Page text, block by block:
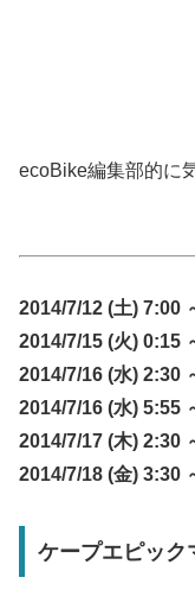
ecoBike編集部的に
2014/7/12 (土) 7:00
2014/7/15 (火) 0:15
2014/7/16 (水) 2:30
2014/7/16 (水) 5:55
2014/7/17 (木) 2:30
2014/7/18 (金) 3:30
ケープエピック